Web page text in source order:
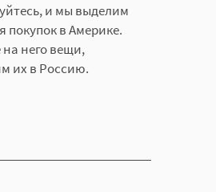
и мы выделим
покупок в Америке.
него вещи,
их в Россию.